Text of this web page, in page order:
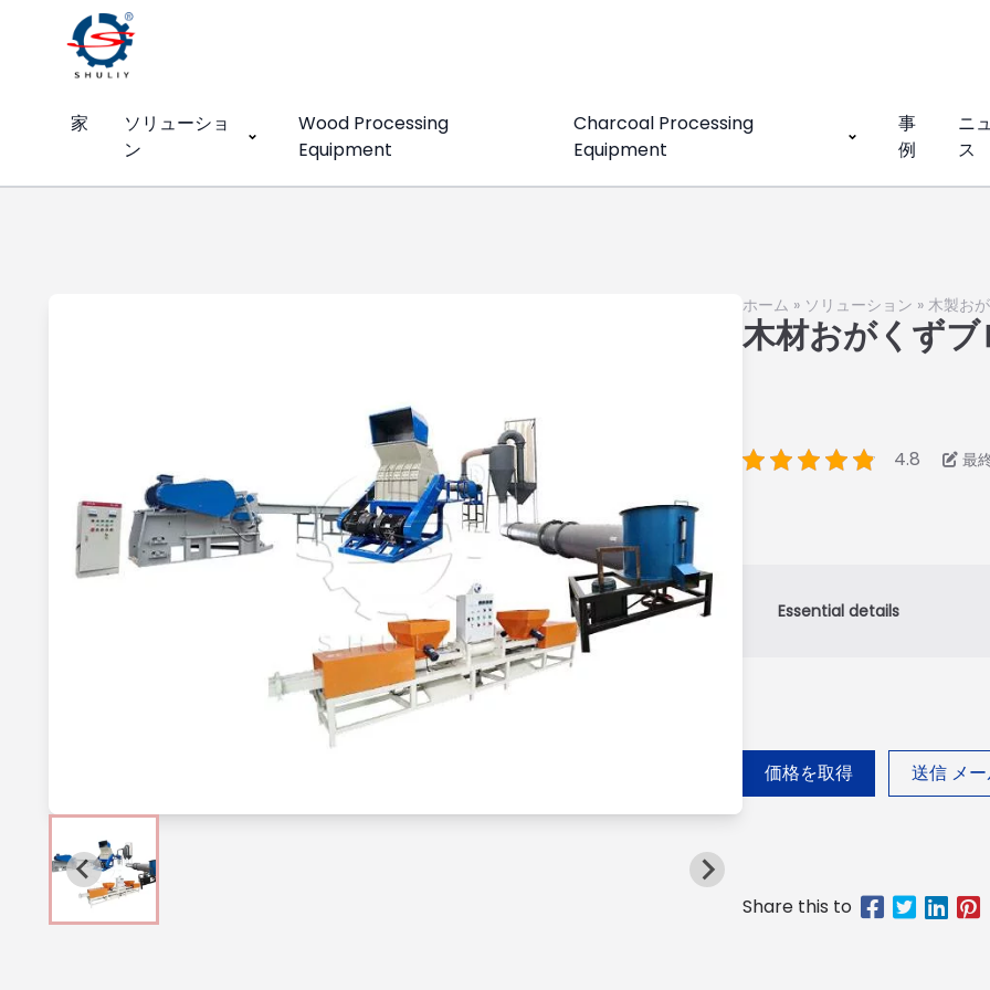
家
ソリューショ
ン
Wood Processing
Equipment
Charcoal Processing
Equipment
事
例
ニ
ス
ホーム » ソリューション » 木製お
木材おがくず
4.8 最
価格を取得 送信 メ